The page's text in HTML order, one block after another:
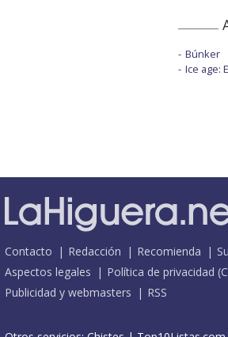
Búnker
Ice age:
Contacto Redacción Recomienda
Aspectos legales
Política de privacidad (
Publicidad y webmasters
RSS